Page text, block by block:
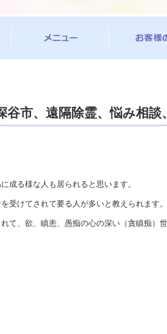
谷市、遠隔除霊、悩み相談
成る様な人も居られると思います。
受けてされて要る人が多いと教えられます。
て、欲、瞋恚、愚痴の心の深い（貪瞋痴）